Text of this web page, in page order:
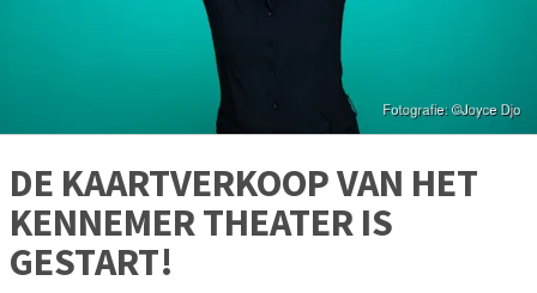
DE KAARTVERKOOP VAN HET
KENNEMER THEATER IS
GESTART!